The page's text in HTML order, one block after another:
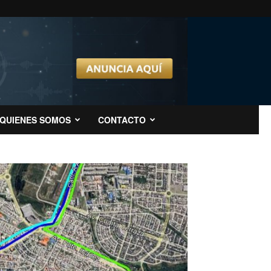
QUIENES SOMOS CONTACTO